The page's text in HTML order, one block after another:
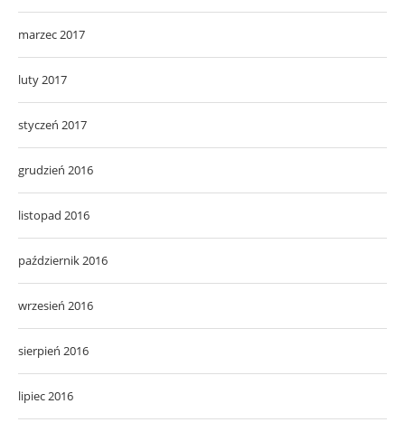
marzec 2017
luty 2017
styczeń 2017
grudzień 2016
listopad 2016
październik 2016
wrzesień 2016
sierpień 2016
lipiec 2016